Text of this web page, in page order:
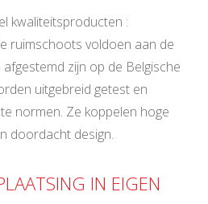
kwaliteitsproducten :
ruimschoots voldoen aan de
afgestemd zijn op de Belgische
uitgebreid getest en
normen. Ze koppelen hoge
doordacht design.
IN EIGEN